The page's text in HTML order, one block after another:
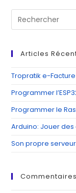
Articles
Tropratik e-Facture
Programmer
Programmer le
Arduino: Jouer des
Son propre